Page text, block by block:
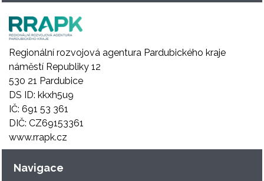
Regionální rozvojová agentura Pardubického kraje
náměstí Republiky 12
530 21 Pardubice
DS ID: kkxh5u9
IČ: 691 53 361
DIČ: CZ69153361
www.rrapk.cz
Navigace